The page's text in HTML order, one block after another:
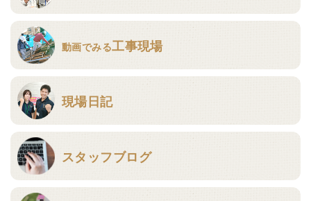
動画でみる工事現場
現場日記
スタッフブログ